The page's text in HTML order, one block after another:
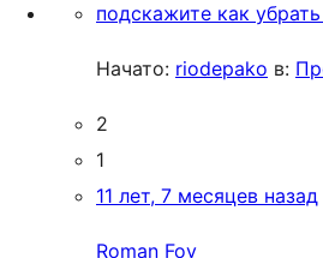
подскажите как
Начато: riodepako в:
2
1
11 лет, 7 месяцев назад
Roman Fov